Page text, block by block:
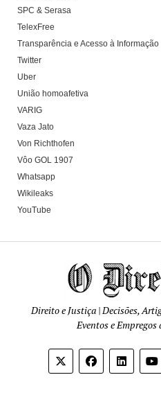
SPC & Serasa
TelexFree
Transparência e Acesso à Informação
Twitter
Uber
União homoafetiva
VARIG
Vaza Jato
Von Richthofen
Vôo GOL 1907
Whatsapp
Wikileaks
YouTube
Direito e Justiça | Decisões,
Eventos e